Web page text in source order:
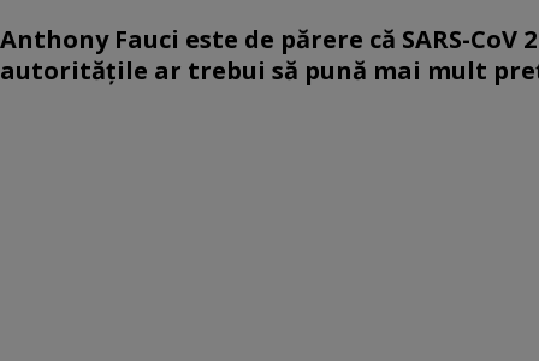
Anthony Fauci este de părere că SARS-
autoritățile ar trebui să pună mai mult